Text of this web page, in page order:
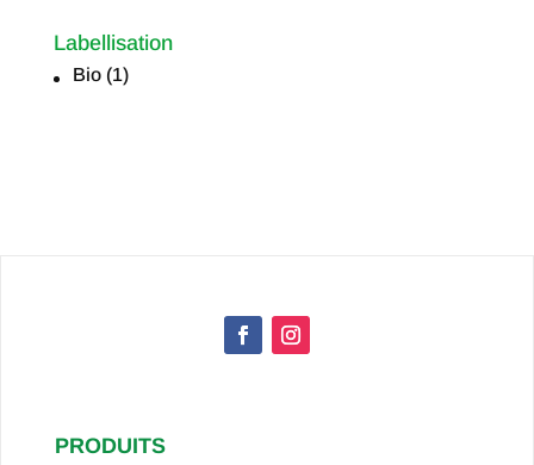
Labellisation
Labellisation
Bio (1)
PRODUITS